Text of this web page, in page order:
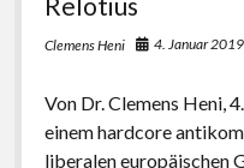
der
in
Teheran
Clemens Heni 4. Januar 2019
Von Dr. Clemens Heni,
einem hardcore
liberalen europäischen